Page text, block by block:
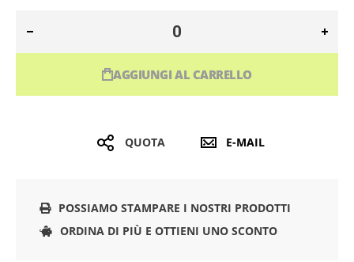
AGGIUNGI AL CARRELLO
QUOTA E-MAIL
POSSIAMO STAMPARE I NOSTRI PRODOTTI
ORDINA DI PIÙ E OTTIENI UNO SCONTO